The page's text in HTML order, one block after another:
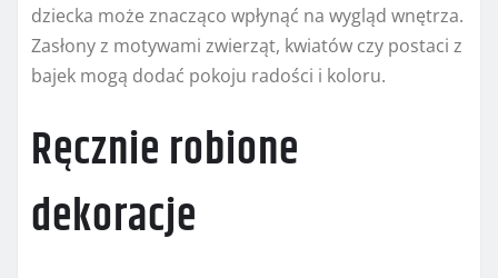
dziecka może znacząco wpłynąć na wygląd wnętrza.
Zasłony z motywami zwierząt, kwiatów czy postaci z
bajek mogą dodać pokoju radości i koloru.
Ręcznie robione
dekoracje